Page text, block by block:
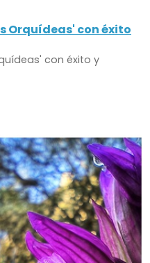
Orquídeas' con éxito
con éxito y